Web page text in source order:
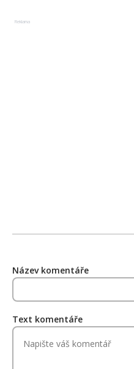
Reklama
Název komentáře
Text komentáře